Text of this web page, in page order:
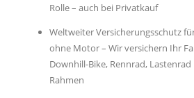
Rolle – auch bei Privatkauf
Weltweiter Versicherungsschutz
ohne Motor – Wir versichern Ihr
Downhill-Bike, Rennrad,
Rahmen